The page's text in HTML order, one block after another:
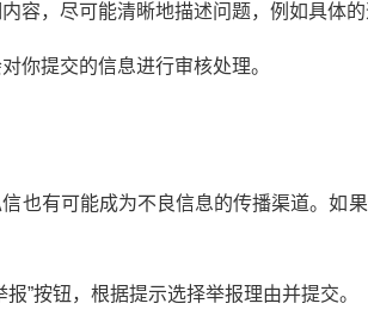
容，尽可能清晰地描述问题，例如具体的
你提交的信息进行审核处理。
也有可能成为不良信息的传播渠道。如
”按钮，根据提示选择举报理由并提交。